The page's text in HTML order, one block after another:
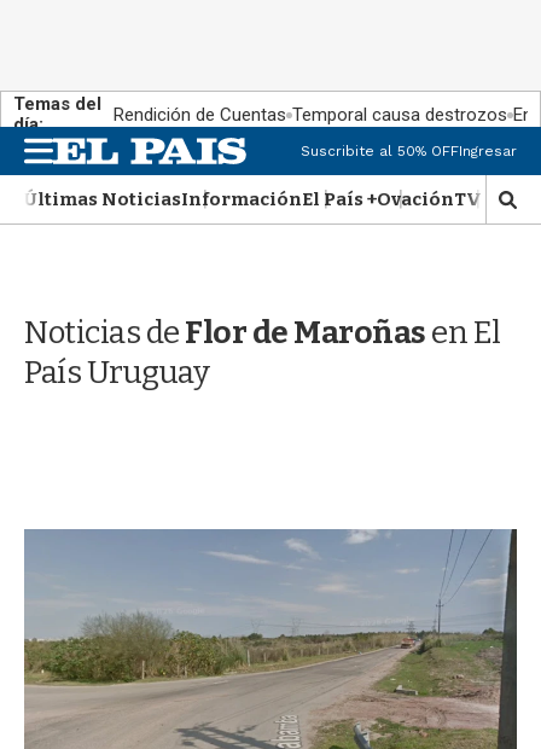
Temas del
día:
Rendición de Cuentas Temporal causa destrozos En
M
e
n
u
Suscribite al 50% OFFIngresar
Últimas NoticiasInformaciónEl País +OvaciónTV Show
M
o
d
a
Noticias deFlor de Maroñasen El
País Uruguay